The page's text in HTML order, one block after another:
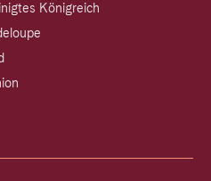
Königreich